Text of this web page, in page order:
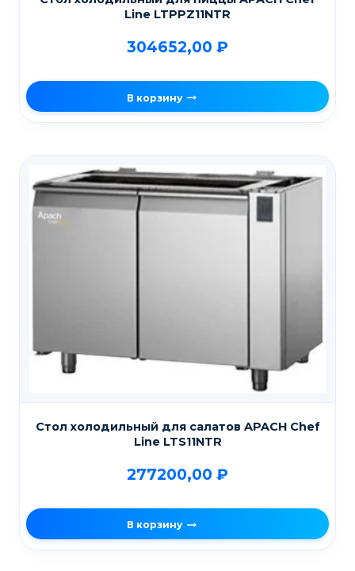
Line LTPPZ11NTR
304652,00 ₽
В корзину
Стол холодильный для салатов APACH Chef
Line LTS11NTR
277200,00 ₽
В корзину